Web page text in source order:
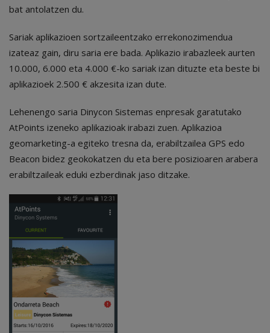
bat antolatzen du.
Sariak aplikazioen sortzaileentzako errekonozimendua
izateaz gain, diru saria ere bada. Aplikazio irabazleek aurten
10.000, 6.000 eta 4.000 €-ko sariak izan dituzte eta beste bi
aplikazioek 2.500 € akzesita izan dute.
Lehenengo saria Dinycon Sistemas enpresak garatutako
AtPoints izeneko aplikazioak irabazi zuen. Aplikazioa
geomarketing-a egiteko tresna da, erabiltzailea GPS edo
Beacon bidez geokokatzen du eta bere posizioaren arabera
erabiltzaileak eduki ezberdinak jaso ditzake.